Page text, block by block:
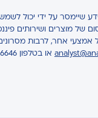
שיימסר על ידי יכול
של מוצרים ושירותים
אמצעי אחר, לרבות
או בטלפון 6646*